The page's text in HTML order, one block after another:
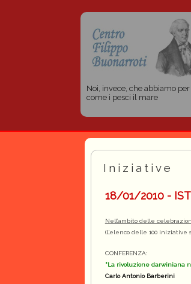
Noi, invece, che abbiamo
come i pesci il mare
Iniziative
18/01/2010 -
Nell’ambito delle
(L’elenco delle 100
CONFERENZA:
"La rivoluzione darwiniana
Carlo Antonio Barberini